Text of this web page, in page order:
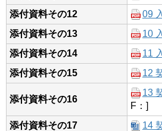
添付資料その12
09
添付資料その13
10
添付資料その14
11
添付資料その15
12
添付資料その16
13
F：]
添付資料その17
14